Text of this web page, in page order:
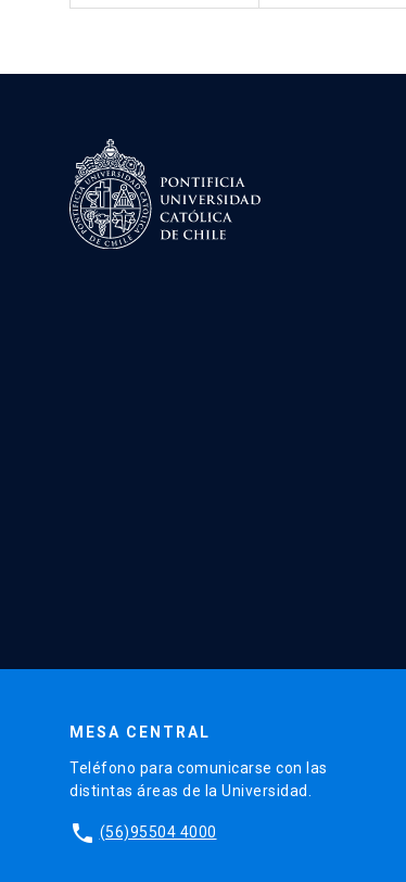
MESA CENTRAL
Teléfono para comunicarse con las
distintas áreas de la Universidad.
phone (56)95504 4000